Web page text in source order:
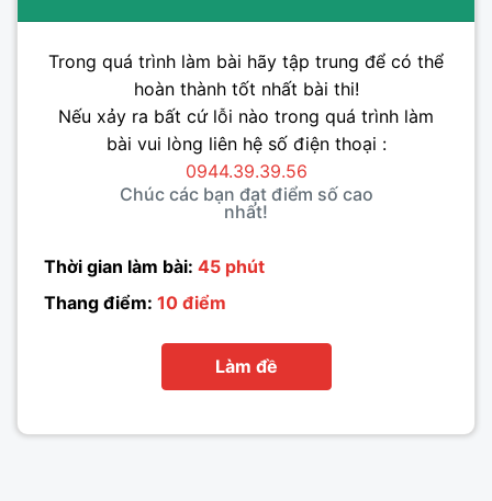
Trong quá trình làm bài hãy tập trung để có thể
hoàn thành tốt nhất bài thi!
Nếu xảy ra bất cứ lỗi nào trong quá trình làm
bài vui lòng liên hệ số điện thoại :
0944.39.39.56
Chúc các bạn đạt điểm số cao
nhất!
Thời gian làm bài: 45 phút
Thang điểm: 10 điểm
Làm đề